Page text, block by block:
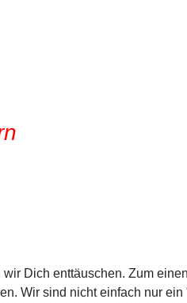
Dich enttäuschen. Zum
Wir sind nicht einfach nur